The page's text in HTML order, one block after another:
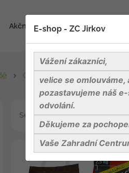
Akční zboží Blog Kontakty
Grilly
Seřadit dle
E-shop - ZC Jirkov
Vážení zákazníci,
velice se
pozastavujeme náš
odvolání.
Děkujeme za
Vaše Zahradní